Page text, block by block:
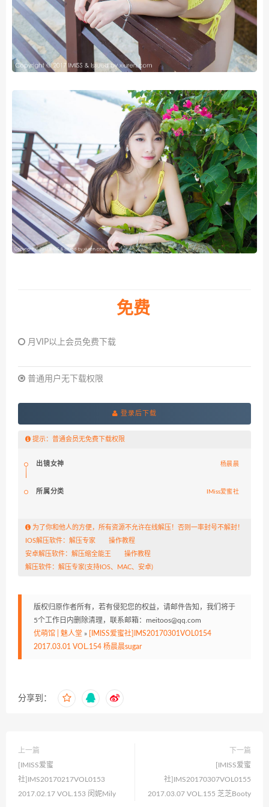
免费
月VIP以上会员免费下载
普通用户无下载权限
登录后下载
提示：普通会员无免费下载权限
出镜女神 杨晨晨
所属分类 IMiss爱蜜社
为了你和他人的方便，所有资源不允许在线解压！否则一率封号不解封！
IOS解压软件： 解压专家
操作教程
安卓解压软件： 解压缩全能王
操作教程
解压软件： 解压专家(支持IOS、MAC、安卓)
版权归原作者所有，若有侵犯您的权益，请邮件告知，我们将于
5个工作日内删除清理，联系邮箱：meitoos@qq.com
优萌馆 | 魅人堂 »
[IMISS爱蜜社]IMS20170301VOL0154
2017.03.01 VOL.154 杨晨晨sugar
分享到：
上一篇
[IMISS爱蜜
社]IMS20170217VOL0153
2017.02.17 VOL.153 闵妮Mily
下一篇
[IMISS爱蜜
社]IMS20170307VOL0155
2017.03.07 VOL.155 芝芝Booty